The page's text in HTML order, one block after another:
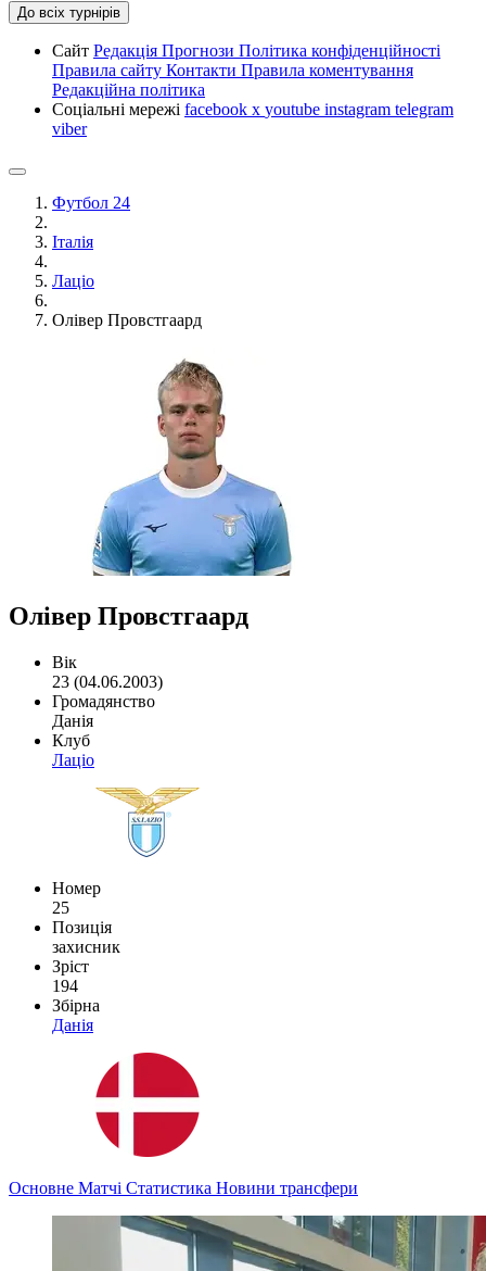
До всіх турнірів
Сайт Редакція Прогнози Політика конфіденційності
Правила сайту Контакти Правила коментування
Редакційна політика
Соціальні мережі facebook x youtube instagram telegram
viber
Футбол 24
Італія
Лаціо
Олівер Провстгаард
Олівер Провстгаард
Вік
23 (04.06.2003)
Громадянство
Данія
Клуб
Лаціо
Номер
25
Позиція
захисник
Зріст
194
Збірна
Данія
Основне Матчі Статистика Новини трансфери